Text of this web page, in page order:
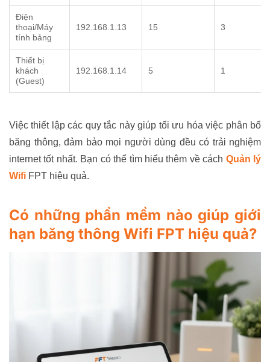
Điện
thoại/Máy
tính bảng
192.168.1.13 15 3
Thiết bị
khách
(Guest)
192.168.1.14 5 1
Việc thiết lập các quy tắc này giúp tối ưu hóa việc phân bổ
băng thông, đảm bảo mọi người dùng đều có trải nghiệm
internet tốt nhất. Bạn có thể tìm hiểu thêm về cách Quản lý
Wifi FPT hiệu quả.
Có những phần mềm nào giúp giới
hạn băng thông Wifi FPT hiệu quả?